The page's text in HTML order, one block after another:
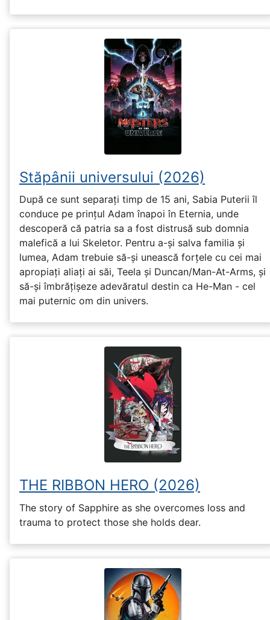
Stăpânii universului (2026)
După ce sunt separați timp de 15 ani, Sabia Puterii îl
conduce pe prințul Adam înapoi în Eternia, unde
descoperă că patria sa a fost distrusă sub domnia
malefică a lui Skeletor. Pentru a-și salva familia și
lumea, Adam trebuie să-și unească forțele cu cei mai
apropiați aliați ai săi, Teela și Duncan/Man-At-Arms, și
să-și îmbrățișeze adevăratul destin ca He-Man - cel
mai puternic om din univers.
THE RIBBON HERO (2026)
The story of Sapphire as she overcomes loss and
trauma to protect those she holds dear.